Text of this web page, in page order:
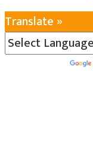
Translate »